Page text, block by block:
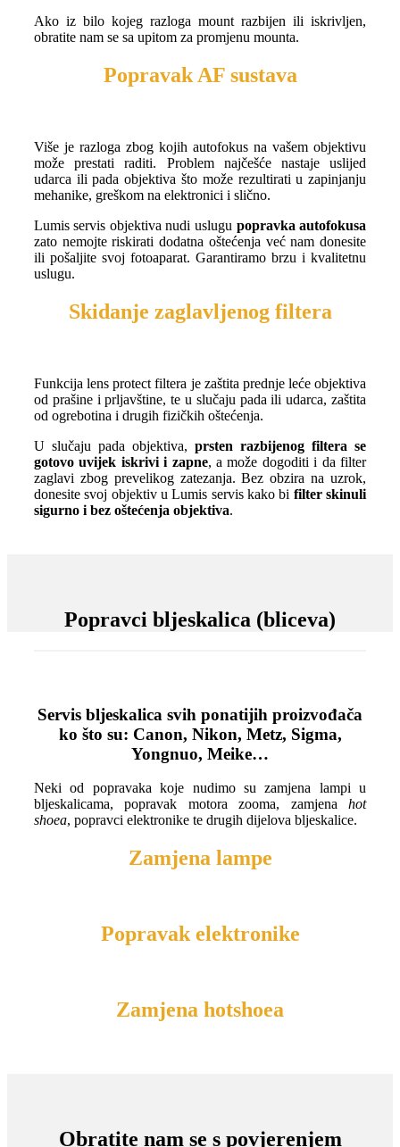
Ako iz bilo kojeg razloga mount razbijen ili iskrivljen,
obratite nam se sa upitom za promjenu mounta.
Popravak AF sustava
Više je razloga zbog kojih autofokus na vašem objektivu
može prestati raditi. Problem najčešće nastaje uslijed
udarca ili pada objektiva što može rezultirati u zapinjanju
mehanike, greškom na elektronici i slično.
Lumis servis objektiva nudi uslugu popravka autofokusa
zato nemojte riskirati dodatna oštećenja već nam donesite
ili pošaljite svoj fotoaparat. Garantiramo brzu i kvalitetnu
uslugu.
Skidanje zaglavljenog filtera
Funkcija lens protect filtera je zaštita prednje leće objektiva
od prašine i prljavštine, te u slučaju pada ili udarca, zaštita
od ogrebotina i drugih fizičkih oštećenja.
U slučaju pada objektiva,prsten razbijenog filtera se
gotovo uvijek iskrivi i zapne, a može dogoditi i da filter
zaglavi zbog prevelikog zatezanja. Bez obzira na uzrok,
donesite svoj objektiv u Lumis servis kako bi filter skinuli
sigurno i bez oštećenja objektiva.
Popravci bljeskalica (bliceva)
Servis bljeskalica svih ponatijih proizvođača
ko što su: Canon, Nikon, Metz, Sigma,
Yongnuo, Meike…
Neki od popravaka koje nudimo su zamjena lampi u
bljeskalicama, popravak motora zooma, zamjenahot
shoea, popravci elektronike te drugih dijelova bljeskalice.
Zamjena lampe
Popravak elektronike
Zamjena hotshoea
Obratite nam se s povjerenjem